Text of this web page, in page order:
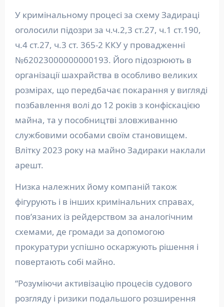
У кримінальному процесі за схему Задираці
оголосили підозри за ч.ч.2,3 ст.27, ч.1 ст.190,
ч.4 ст.27, ч.3 ст. 365-2 ККУ у провадженні
№62023000000000193. Його підозрюють в
організації шахрайства в особливо великих
розмірах, що передбачає покарання у вигляді
позбавлення волі до 12 років з конфіскацією
майна, та у пособництві зловживанню
службовими особами своїм становищем.
Влітку 2023 року на майно Задираки наклали
арешт.
Низка належних йому компаній також
фігурують і в інших кримінальних справах,
повʼязаних із рейдерством за аналогічним
схемами, де громади за допомогою
прокуратури успішно оскаржують рішення і
повертають собі майно.
“Розуміючи активізацію процесів судового
розгляду і ризики подальшого розширення